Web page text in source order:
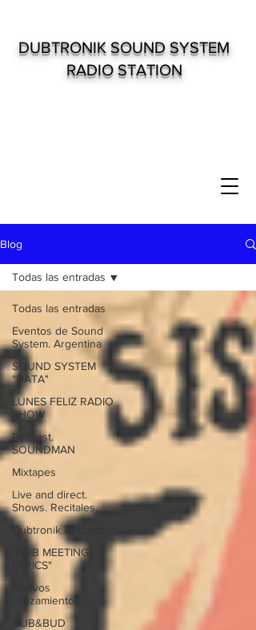
DUBTRONIK SOUND SYSTEM
RADIO STATION
Blog
Todas las entradas
Eventos de Sound
System. Argentina
SOUND SYSTEM
"DATA"
LUNES FELIZ RADIO
SHOW
Podcast.
SOUNDMAN
Mixtapes
Live and direct.
Shows. Recitales.
Dubtronik Records
"DUB MEETING
LYRICS"
Nuevos
Lanzamientos.
DUB&BUD
Todas las entradas